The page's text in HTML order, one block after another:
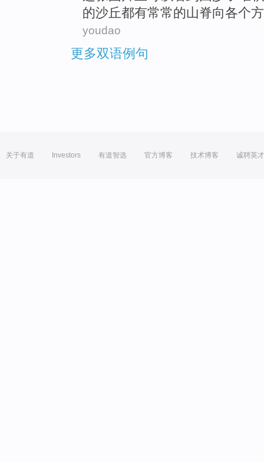
的沙丘都有常常的山脊向各个
youdao
更多双语例句
关于有道 Investors 有道智选 官方博客 技术博客 诚聘英才